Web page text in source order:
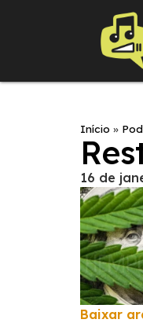
Início »
16 de
Baixar